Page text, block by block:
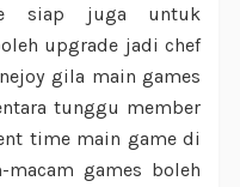
siap juga untuk
upgrade jadi chef
gila main games
tunggu member
time main game di
macam games boleh